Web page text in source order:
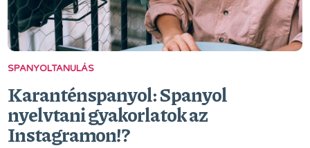
SPANYOLTANULÁS
Karanténspanyol: Spanyol
nyelvtani gyakorlatok az
Instagramon!?